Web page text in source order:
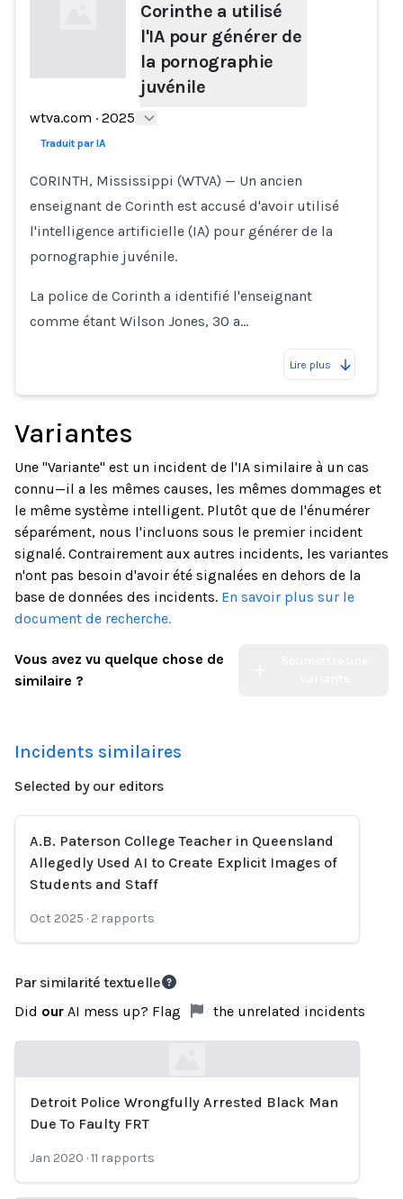
Loading...
Corinthe a utilisé
l'IA pour générer de
la pornographie
juvénile
wtva.com · 2025
Traduit par IA
CORINTH, Mississippi (WTVA) — Un ancien
enseignant de Corinth est accusé d'avoir utilisé
l'intelligence artificielle (IA) pour générer de la
pornographie juvénile.
La police de Corinth a identifié l'enseignant
comme étant Wilson Jones, 30 a…
Lire plus
Variantes
Une "Variante" est un incident de l'IA similaire à un cas
connu—il a les mêmes causes, les mêmes dommages et
le même système intelligent. Plutôt que de l'énumérer
séparément, nous l'incluons sous le premier incident
signalé. Contrairement aux autres incidents, les variantes
n'ont pas besoin d'avoir été signalées en dehors de la
base de données des incidents. En savoir plus sur le
document de recherche.
Vous avez vu quelque chose de
similaire ?
Incidents similaires
Selected by our editors
A.B. Paterson College Teacher in Queensland
Allegedly Used AI to Create Explicit Images of
Students and Staff
Oct 2025 · 2 rapports
Par similarité textuelle
Did our AI mess up? Flag the unrelated incidents
Loading...
Detroit Police Wrongfully Arrested Black Man
Due To Faulty FRT
Jan 2020 ·11 rapports